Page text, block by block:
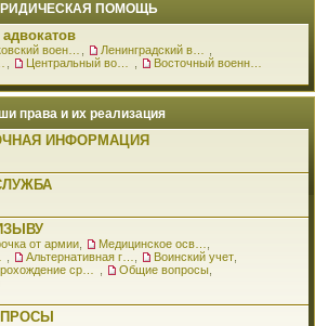
ПОМОЩЬ
права и их реализация
ИНФОРМАЦИЯ
от армии
Воинский учет
Общие вопросы